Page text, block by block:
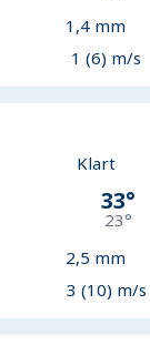
1,4 mm
1 (6) m/s
Klart
33°
23°
2,5 mm
3 (10) m/s